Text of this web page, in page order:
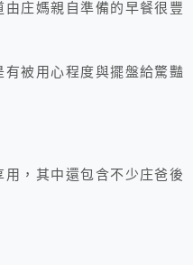
庄媽親自準備的早餐很豐
被用心程度與擺盤給驚豔
，其中還包含不少庄爸後